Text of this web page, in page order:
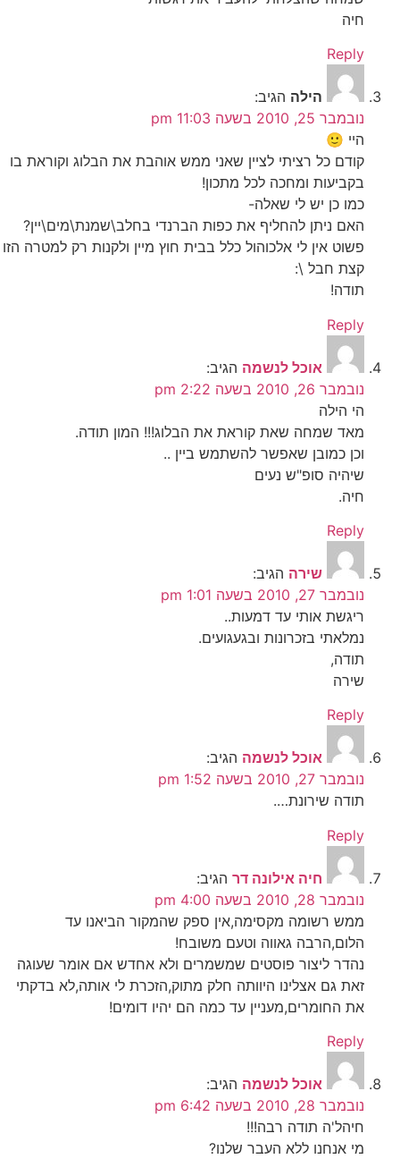
חיה
Reply
הילה הגיב:
נובמבר 25, 2010 בשעה 11:03 pm
היי 🙂
קודם כל רציתי לציין שאני ממש אוהבת את הבלוג וקוראת בו
בקביעות ומחכה לכל מתכון!
כמו כן יש לי שאלה-
האם ניתן להחליף את כפות הברנדי בחלב\שמנת\מים\יין?
פשוט אין לי אלכוהול כלל בבית חוץ מיין ולקנות רק למטרה הזו
קצת חבל \:
תודה!
Reply
אוכל לנשמה הגיב:
נובמבר 26, 2010 בשעה 2:22 pm
הי הילה
מאד שמחה שאת קוראת את הבלוג!!! המון תודה.
וכן כמובן שאפשר להשתמש ביין ..
שיהיה סופ"ש נעים
חיה.
Reply
שירה הגיב:
נובמבר 27, 2010 בשעה 1:01 pm
ריגשת אותי עד דמעות..
נמלאתי בזכרונות ובגעגועים.
תודה,
שירה
Reply
אוכל לנשמה הגיב:
נובמבר 27, 2010 בשעה 1:52 pm
תודה שירונת….
Reply
חיה אילונה דר הגיב:
נובמבר 28, 2010 בשעה 4:00 pm
ממש רשומה מקסימה,אין ספק שהמקור הביאנו עד
הלום,הרבה גאווה וטעם משובח!
נהדר ליצור פוסטים שמשמרים ולא אחדש אם אומר שעוגה
זאת גם אצלינו היוותה חלק מתוק,הזכרת לי אותה,לא בדקתי
את החומרים,מעניין עד כמה הם יהיו דומים!
Reply
אוכל לנשמה הגיב:
נובמבר 28, 2010 בשעה 6:42 pm
חיהל'ה תודה רבה!!!
מי אנחנו ללא העבר שלנו?